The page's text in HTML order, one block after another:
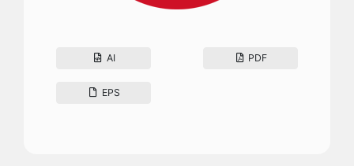
AI PDF
EPS